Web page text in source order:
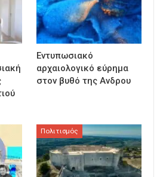
Εντυπωσιακό
αρχαιολογικό εύρημα
στον βυθό της Ανδρου
Πολιτισμός